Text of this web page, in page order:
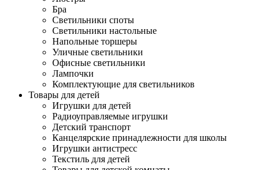
Бра
Светильники споты
Светильники настольные
Напольные торшеры
Уличные светильники
Офисные светильники
Лампочки
Комплектующие для светильников
Товары для детей
Игрушки для детей
Радиоуправляемые игрушки
Детский транспорт
Канцелярские принадлежности для школы
Игрушки антистресс
Текстиль для детей